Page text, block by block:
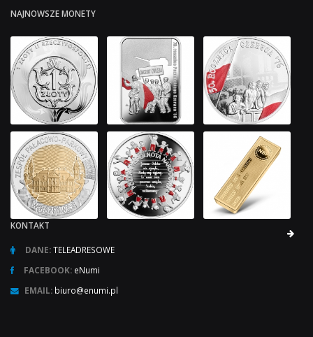
NAJNOWSZE MONETY
KONTAKT
DANE:TELEADRESOWE
FACEBOOK: eNumi
EMAIL: biuro@enumi.pl